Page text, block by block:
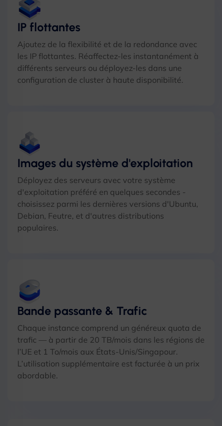
IP flottantes
Ajoutez de la flexibilité et de la redondance avec
les IP flottantes. Réaffectez-les instantanément à
différents serveurs ou déployez-les dans une
configuration de cluster à haute disponibilité.
Images du système d'exploitation
Déployez des serveurs avec votre système
d'exploitation préféré en quelques secondes -
choisissez parmi les dernières versions d'Ubuntu,
Debian, Feutre, et d'autres distributions
populaires.
Bande passante & Trafic
Chaque instance comprend un généreux quota de
trafic — à partir de 20 TB/mois dans les régions de
l’UE et 1 To/mois aux États-Unis/Singapour.
L’utilisation supplémentaire est facturée à un prix
abordable.